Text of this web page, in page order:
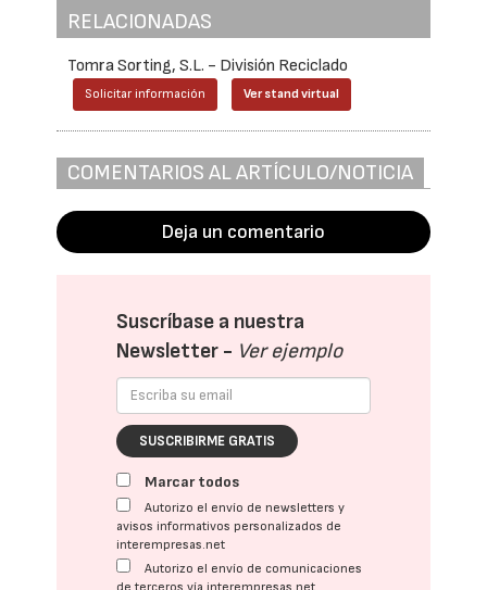
RELACIONADAS
Tomra Sorting, S.L. - División Reciclado
Solicitar información Ver stand virtual
COMENTARIOS AL ARTÍCULO/NOTICIA
Deja un comentario
Suscríbase a nuestra
Newsletter - Ver ejemplo
SUSCRIBIRME GRATIS
Marcar todos
Autorizo el envío de newsletters y
avisos informativos personalizados de
interempresas.net
Autorizo el envío de comunicaciones